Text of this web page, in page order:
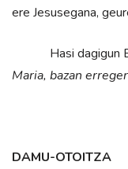
ere Jesusegana,
Hasi dagigun
Maria, bazan
DAMU-OTOITZA